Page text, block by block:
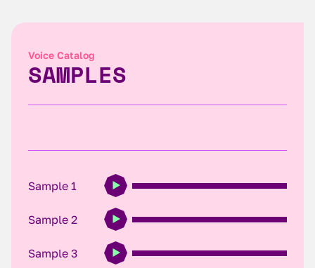
Voice Catalog
SAMPLES
Sample 1
Sample 2
Sample 3